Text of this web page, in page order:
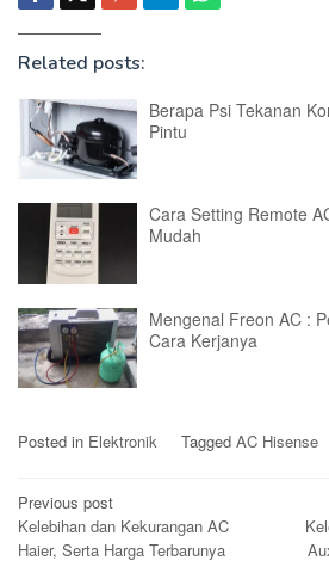
Related posts:
Berapa Psi Tekanan
Pintu
Cara Setting Remote
Mudah
Mengenal Freon AC :
Cara Kerjanya
Posted in Elektronik Tagged AC Hisense
Post
navigation
Previous post
Kelebihan dan Kekurangan AC
Haier, Serta Harga Terbarunya